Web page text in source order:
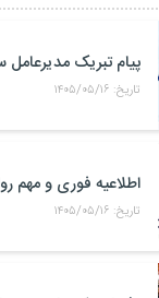
تاریخ: ۱۴۰۵/۰۵/۱۶
تاریخ: ۱۴۰۵/۰۵/۱۶